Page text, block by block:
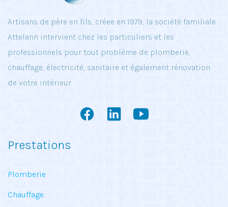
Artisans de père en fils, créee en 1979, la société familiale
Attelann intervient chez les particuliers et les
professionnels pour tout problème de plomberie,
chauffage, électricité, sanitaire et également rénovation
de votre intérieur.
Prestations
Plomberie
Chauffage